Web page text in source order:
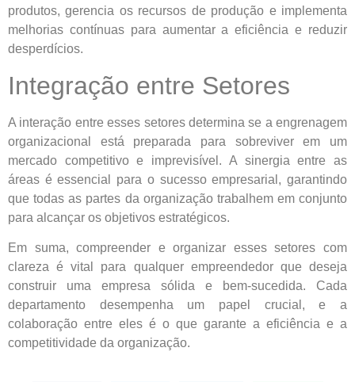
produtos, gerencia os recursos de produção e implementa
melhorias contínuas para aumentar a eficiência e reduzir
desperdícios.
Integração entre Setores
A interação entre esses setores determina se a engrenagem
organizacional está preparada para sobreviver em um
mercado competitivo e imprevisível. A sinergia entre as
áreas é essencial para o sucesso empresarial, garantindo
que todas as partes da organização trabalhem em conjunto
para alcançar os objetivos estratégicos.
Em suma, compreender e organizar esses setores com
clareza é vital para qualquer empreendedor que deseja
construir uma empresa sólida e bem-sucedida. Cada
departamento desempenha um papel crucial, e a
colaboração entre eles é o que garante a eficiência e a
competitividade da organização.